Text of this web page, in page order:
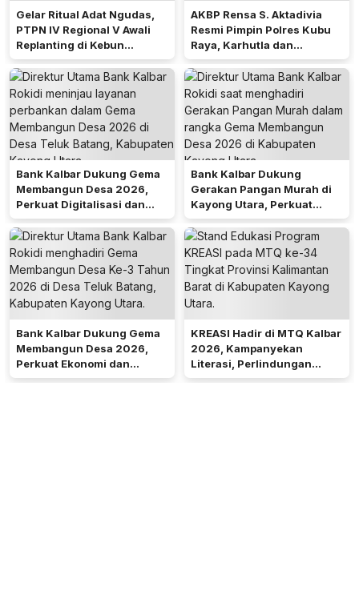
Gelar Ritual Adat Ngudas,
PTPN IV Regional V Awali
Replanting di Kebun
Kembayan
AKBP Rensa S. Aktadivia
Resmi Pimpin Polres Kubu
Raya, Karhutla dan
Pelayanan Publik Jadi
Prioritas
Bank Kalbar Dukung Gema
Membangun Desa 2026,
Perkuat Digitalisasi dan
Ekonomi Desa Teluk Batang
Bank Kalbar Dukung
Gerakan Pangan Murah di
Kayong Utara, Perkuat
Akses Keuangan
Masyarakat
Bank Kalbar Dukung Gema
Membangun Desa 2026,
Perkuat Ekonomi dan
Kemandirian Desa di Kalbar
KREASI Hadir di MTQ Kalbar
2026, Kampanyekan
Literasi, Perlindungan
Anak, dan Wajib Belajar 13